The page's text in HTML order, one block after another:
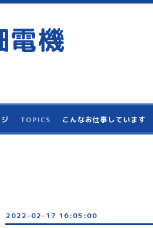
電機
TOPICS こんなお仕事しています
2022-02-17 16:05:00